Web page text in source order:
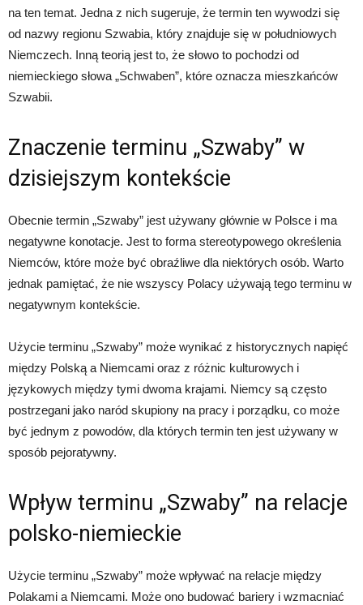
na ten temat. Jedna z nich sugeruje, że termin ten wywodzi się
od nazwy regionu Szwabia, który znajduje się w południowych
Niemczech. Inną teorią jest to, że słowo to pochodzi od
niemieckiego słowa „Schwaben”, które oznacza mieszkańców
Szwabii.
Znaczenie terminu „Szwaby” w
dzisiejszym kontekście
Obecnie termin „Szwaby” jest używany głównie w Polsce i ma
negatywne konotacje. Jest to forma stereotypowego określenia
Niemców, które może być obraźliwe dla niektórych osób. Warto
jednak pamiętać, że nie wszyscy Polacy używają tego terminu w
negatywnym kontekście.
Użycie terminu „Szwaby” może wynikać z historycznych napięć
między Polską a Niemcami oraz z różnic kulturowych i
językowych między tymi dwoma krajami. Niemcy są często
postrzegani jako naród skupiony na pracy i porządku, co może
być jednym z powodów, dla których termin ten jest używany w
sposób pejoratywny.
Wpływ terminu „Szwaby” na relacje
polsko-niemieckie
Użycie terminu „Szwaby” może wpływać na relacje między
Polakami a Niemcami. Może ono budować bariery i wzmacniać